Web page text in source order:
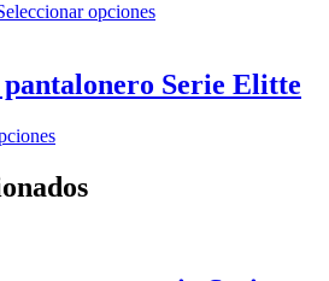
opciones
Serie Elitte